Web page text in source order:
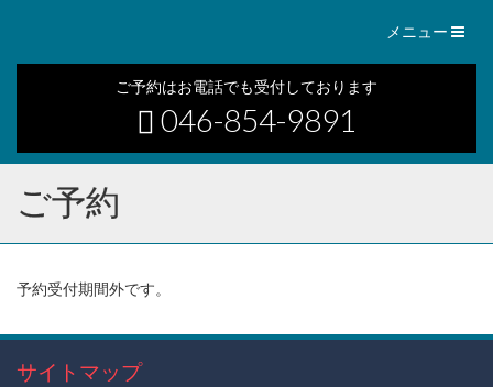
メニュー
ご予約はお電話でも受付しております
046-854-9891
ご予約
予約受付期間外です。
サイトマップ